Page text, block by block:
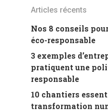
Articles récents
Nos 8 conseils
éco-responsable
3 exemples
pratiquent une
responsable
10 chantiers
transformation